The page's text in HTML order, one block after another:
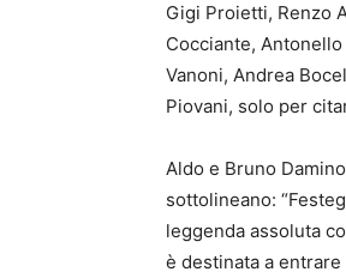
Gigi Proietti, Renzo
Cocciante,
Vanoni, Andrea
Piovani, solo per
Aldo e Bruno
sottolineano:
leggenda assoluta
è destinata a